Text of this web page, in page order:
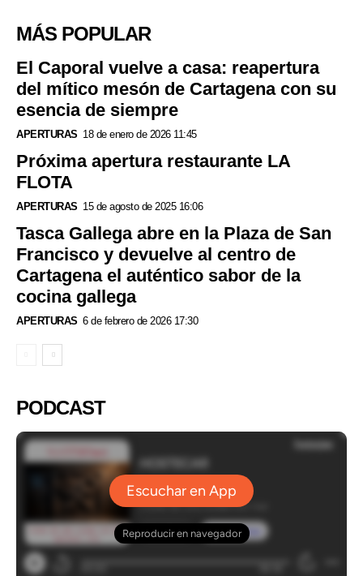
MÁS POPULAR
El Caporal vuelve a casa: reapertura
del mítico mesón de Cartagena con su
esencia de siempre
APERTURAS 18 de enero de 2026 11:45
Próxima apertura restaurante LA
FLOTA
APERTURAS 15 de agosto de 2025 16:06
Tasca Gallega abre en la Plaza de San
Francisco y devuelve al centro de
Cartagena el auténtico sabor de la
cocina gallega
APERTURAS 6 de febrero de 2026 17:30
PODCAST